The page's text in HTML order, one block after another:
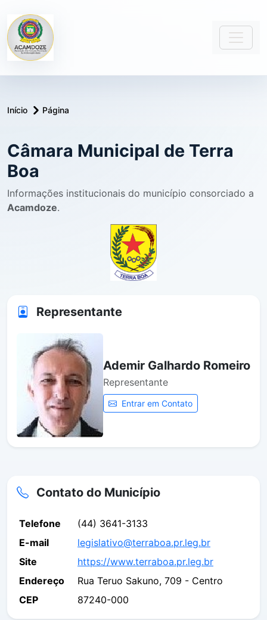
Início Página
Câmara Municipal de Terra
Boa
Informações institucionais do município consorciado a
Acamdoze.
Representante
Ademir Galhardo Romeiro
Representante
Entrar em Contato
Contato do Município
Telefone
(44) 3641-3133
E-mail
legislativo@terraboa.pr.leg.br
Site
https://www.terraboa.pr.leg.br
Endereço
Rua Teruo Sakuno, 709 - Centro
CEP
87240-000